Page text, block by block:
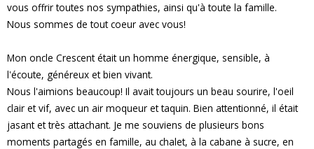
vous offrir toutes nos sympathies, ainsi qu'à toute la famille.
Nous sommes de tout coeur avec vous!
Mon oncle Crescent était un homme énergique, sensible, à
l'écoute, généreux et bien vivant.
Nous l'aimions beaucoup! Il avait toujours un beau sourire, l'oeil
clair et vif, avec un air moqueur et taquin. Bien attentionné, il était
jasant et très attachant. Je me souviens de plusieurs bons
moments partagés en famille, au chalet, à la cabane à sucre, en